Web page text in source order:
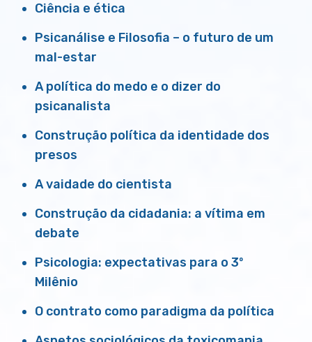
Ciência e ética
Psicanálise e Filosofia – o futuro de um
mal-estar
A política do medo e o dizer do
psicanalista
Construção política da identidade dos
presos
A vaidade do cientista
Construção da cidadania: a vítima em
debate
Psicologia: expectativas para o 3º
Milênio
O contrato como paradigma da política